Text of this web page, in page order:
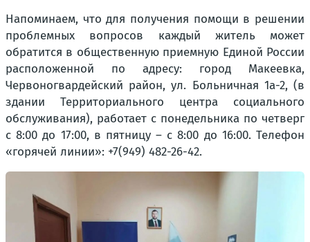
Напоминаем, что для получения помощи в решении
проблемных вопросов каждый житель может
обратится в общественную приемную Единой России
расположенной по адресу: город Макеевка,
Червоногвардейский район, ул. Больничная 1а-2, (в
здании Территориального центра социального
обслуживания), работает с понедельника по четверг
с 8:00 до 17:00, в пятницу – с 8:00 до 16:00. Телефон
«горячей линии»: +7(949) 482-26-42.